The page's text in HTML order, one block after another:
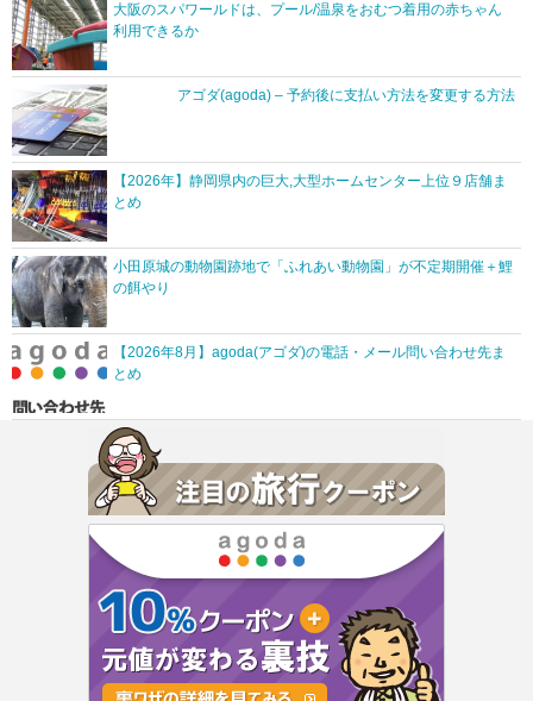
大阪のスパワールドは、プール/温泉をおむつ着用の赤ちゃん
利用できるか
アゴダ(agoda) – 予約後に支払い方法を変更する方法
【2026年】静岡県内の巨大,大型ホームセンター上位９店舗ま
とめ
小田原城の動物園跡地で「ふれあい動物園」が不定期開催＋鯉
の餌やり
【2026年8月】agoda(アゴダ)の電話・メール問い合わせ先ま
とめ